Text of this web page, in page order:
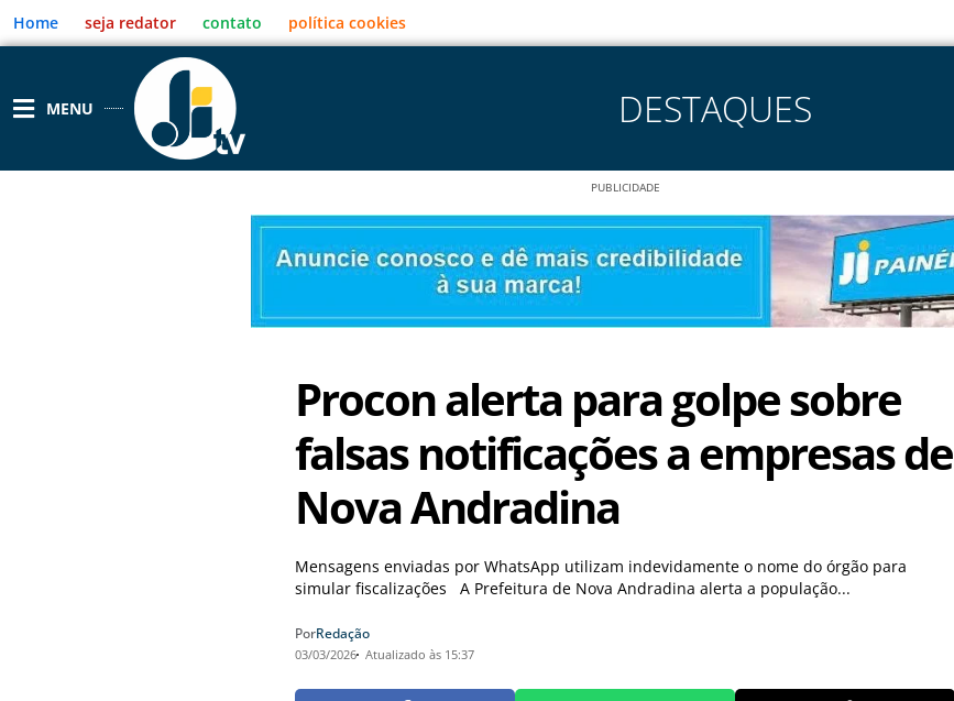
para
o
Home seja redator contato política cookies
MENU DESTAQUES
PUBLICIDADE
Procon alerta para golpe sobre
falsas notificações a empresas de
Nova Andradina
Mensagens enviadas por WhatsApp utilizam indevidamente o nome do órgão para
simular fiscalizações A Prefeitura de Nova Andradina alerta a população...
PorRedação
03/03/2026 Atualizado às 15:37